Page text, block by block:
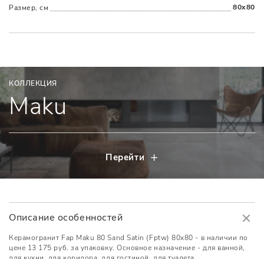
Размер, см
80x80
КОЛЛЕКЦИЯ
Maku
Перейти
Описание особенностей
Керамогранит Fap Maku 80 Sand Satin (Fptw) 80x80 - в наличии по
цене 13 175 руб. за упаковку. Основное назначение - для ванной,